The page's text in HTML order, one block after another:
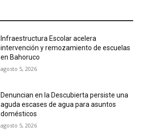
Infraestructura Escolar acelera
intervención y remozamiento de escuelas
en Bahoruco
agosto 5, 2026
Denuncian en la Descubierta persiste una
aguda escases de agua para asuntos
domésticos
agosto 5, 2026